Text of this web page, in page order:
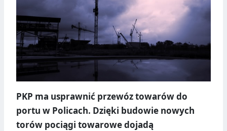
PKP ma usprawnić przewóz towarów do
portu w Policach. Dzięki budowie nowych
torów pociągi towarowe dojadą